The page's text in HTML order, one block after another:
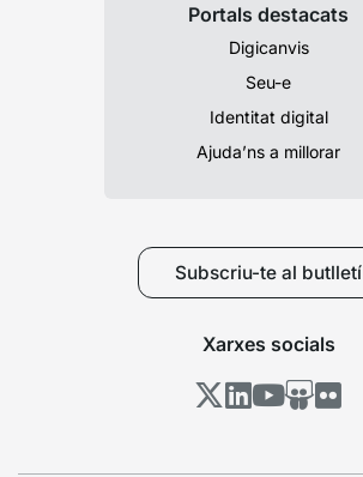
Portals destacats
Digicanvis
Seu-e
Identitat digital
Ajuda’ns a millorar
Subscriu-te al butlletí
Xarxes socials